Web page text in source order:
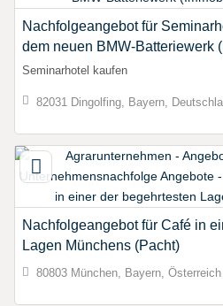
Nachfolgeangebot für
dem neuen BMW-Batteriewerk
Kaufangebot)
Seminarhotel kaufen
82031 Dingolfing, Bayern,
Nachfolgeangebot für Café in
Lagen Münchens (Pacht)
80803 München, Bayern, Österreich